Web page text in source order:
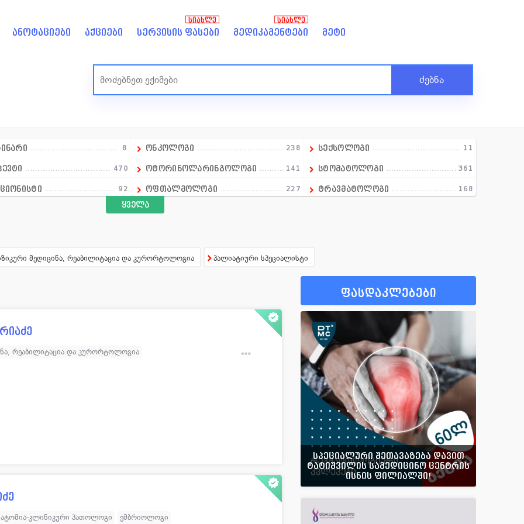
ანოტაციები აქციები სერვისის ფასები
ᲡᲘᲐᲮᲚᲔ
მედიკამენტები
ᲡᲘᲐᲮᲚᲔ
მეტი
ძებნა
8
470
92
520
19
ონკოლოგი 238
ოტორინოლარინგოლოგი 141
ოფთალმოლოგი 227
ოჯახის ექიმი
სექსოლოგი 11
სტომატოლოგი 361
ტრავმატოლოგი 168
ფსიქოლოგი
ფტიზიატრი 43
ქირურგი
ციტოლოგი 14
ჰემატოლოგი 53
ჰომეოპათი
სხვადასხვა 42
ყველა
მედიცინა, რეაბილიტაცია და კურორტოლოგია პალიატიური სპეციალისტი
რეაბილიტაცია და კურორტოლოგია
კლინიკური პათოლოგი ემბრიოლოგი
ფასდაკლებები
სპეციალური შეთავაზება დავით
ტატიშვილის სამედიცინო ცენტრის
ისნის ფილიალში!